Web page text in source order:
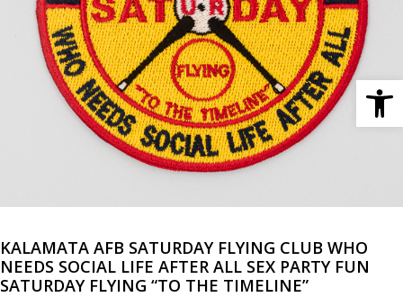
KALAMATA AFB SATURDAY FLYING CLUB WHO
NEEDS SOCIAL LIFE AFTER ALL SEX PARTY FUN
SATURDAY FLYING “TO THE TIMELINE”